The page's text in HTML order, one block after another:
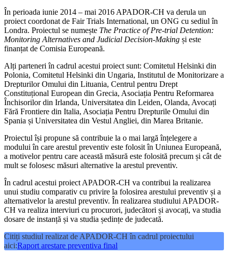
În perioada iunie 2014 – mai 2016 APADOR-CH va derula un
proiect coordonat de Fair Trials International, un ONG cu sediul în
Londra. Proiectul se numește The Practice of Pre-trial Detention:
Monitoring Alternatives and Judicial Decision-Making și este
finanțat de Comisia Europeană.
Alți parteneri în cadrul acestui proiect sunt: Comitetul Helsinki din
Polonia, Comitetul Helsinki din Ungaria, Institutul de Monitorizare a
Drepturilor Omului din Lituania, Centrul pentru Drept
Constituțional European din Grecia, Asociația Pentru Reformarea
Închisorilor din Irlanda, Universitatea din Leiden, Olanda, Avocați
Fără Frontiere din Italia, Asociația Pentru Drepturile Omului din
Spania și Universitatea din Vestul Angliei, din Marea Britanie.
Proiectul își propune să contribuie la o mai largă înțelegere a
modului în care arestul preventiv este folosit în Uniunea Europeană,
a motivelor pentru care această măsură este folosită precum și cât de
mult se folosesc măsuri alternative la arestul preventiv.
În cadrul acestui proiect APADOR-CH va contribui la realizarea
unui studiu comparativ cu privire la folosirea arestului preventiv și a
alternativelor la arestul preventiv. În realizarea studiului APADOR-
CH va realiza interviuri cu procurori, judecători și avocați, va studia
dosare de instanță și va studia ședințe de judecată.
Citiți studiul realizat de APADOR-CH în cadrul proiectului
aici:Raport arestare preventiva final